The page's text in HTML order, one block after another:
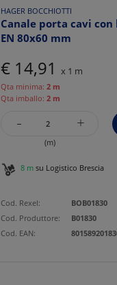
HAGER BOCCHIOTTI
Canale porta cavi con
EN 80x60 mm
€ 14,91x 1 m
Qta minima:2 m
Qta imballo:2 m
- +
(m)
8 m su Logistico Brescia
Cod. Rexel:
BOB01830
Cod. Produttore:
B01830
Cod. EAN: